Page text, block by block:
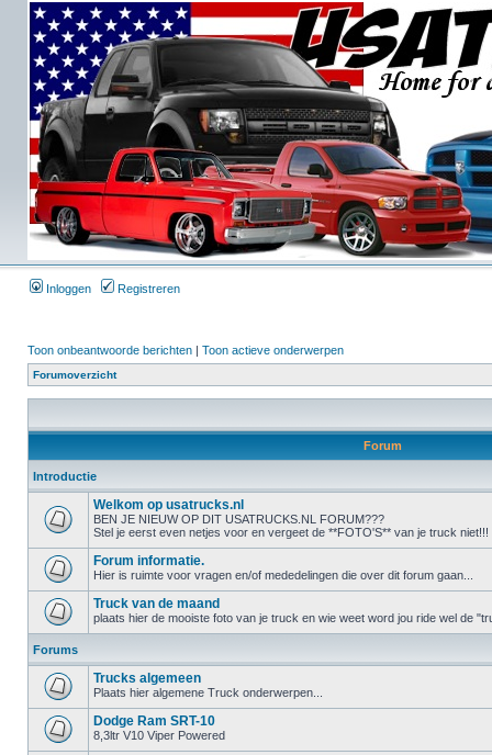
Inloggen Registreren
Toon onbeantwoorde berichten | Toon actieve onderwerpen
Forumoverzicht
Forum
Introductie
Welkom op usatrucks.nl
BEN JE NIEUW OP DIT USATRUCKS.NL FORUM???
Stel je eerst even netjes voor en vergeet de **FOTO'S** van je truck niet!!!
Forum informatie.
Hier is ruimte voor vragen en/of mededelingen die over dit forum gaan...
Truck van de maand
plaats hier de mooiste foto van je truck en wie weet word jou ride wel de
Forums
Trucks algemeen
Plaats hier algemene Truck onderwerpen...
Dodge Ram SRT-10
8,3ltr V10 Viper Powered